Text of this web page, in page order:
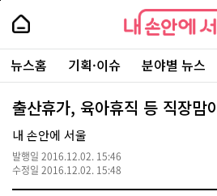
본
로
가
내
손
안
에
서
울
-
서
울
시
대
표
소
내
손
에
울
주
요
서
뉴스홈 기획·이슈 분야별 뉴스
출산휴가, 육아휴직 등 직장맘
내 손안에 서울
발행일 2016.12.02. 15:46
수정일 2016.12.02. 15:48
페
상
단
로